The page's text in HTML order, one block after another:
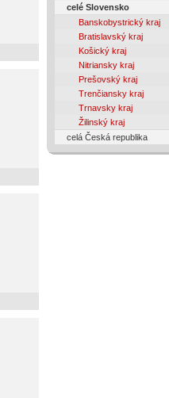
celé Slovensko
Banskobystrický kraj
Bratislavský kraj
Košický kraj
Nitriansky kraj
Prešovský kraj
Trenčiansky kraj
Trnavsky kraj
Žilinský kraj
celá Česká republika